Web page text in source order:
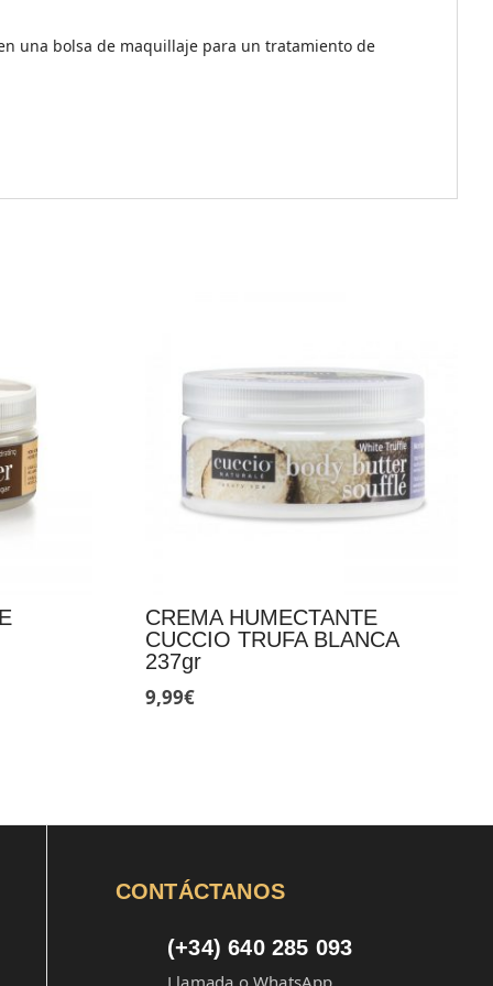
una bolsa de maquillaje para un tratamiento de
CREMA HUMECTANTE
CUCCIO TRUFA BLANCA
237gr
9,99€
CONTÁCTANOS
(+34) 640 285 093
Llamada o WhatsApp